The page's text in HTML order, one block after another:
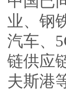
业、钢
汽车、
链供应
夫斯港